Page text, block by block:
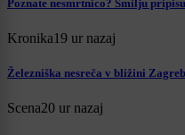
Poznate nesmrtnico? Smilju
Kronika19 ur nazaj
Železniška nesreča v bližini
Scena20 ur nazaj